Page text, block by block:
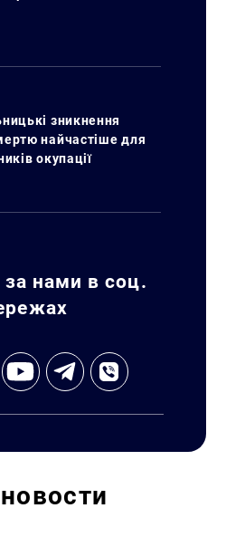
зникнення
найчастіше для
окупації
за нами в соц.
новости